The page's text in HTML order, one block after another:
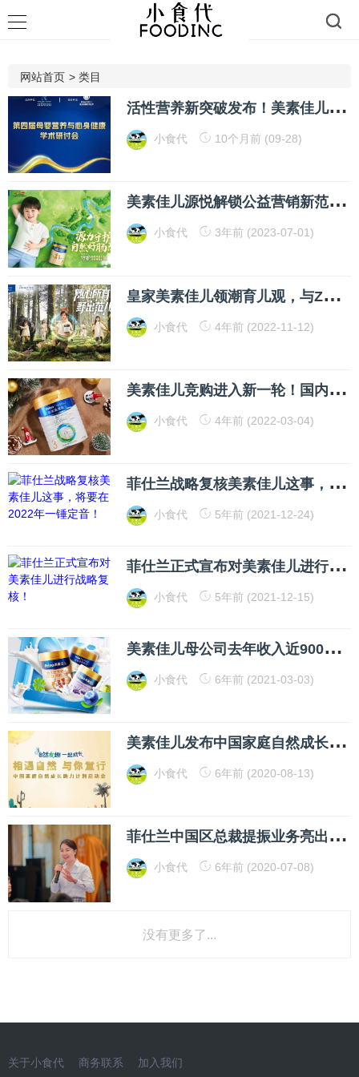
网站首页 > 类目
活
性营养新突破发布！美素佳儿携我国首款婴幼儿及儿童免疫促进AI科学评价体系亮相
小食代 10个月前 (09-28)
美
素佳儿源悦解锁公益营销新范本，携手保护黄河行动首战告捷
小食代 3年前 (2023-07-01)
皇
家美素佳儿领潮育儿观，与Z世代父母和孩子一起“随心所育”
小食代 4年前 (2022-11-12)
美
素佳儿竞购进入新一轮！国内这些能打的奶粉商据说都来“捧了个场”
小食代 4年前 (2022-03-04)
菲
仕兰战略复核美素佳儿这事，将要在2022年一锤定音！
小食代 5年前 (2021-12-24)
菲
仕兰正式宣布对美素佳儿进行战略复核！
小食代 5年前 (2021-12-15)
美
素佳儿母公司去年收入近900亿！全球CEO点赞中国市场
小食代 6年前 (2021-03-03)
美
素佳儿发布中国家庭自然成长助力计划，深化品牌差异化战略
小食代 6年前 (2020-08-13)
菲
仕兰中国区总裁提振业务亮出年度答卷，还披露今年上半年最新业绩
小食代 6年前 (2020-07-08)
没有更多了...
关于小食代 商务联系 加入我们